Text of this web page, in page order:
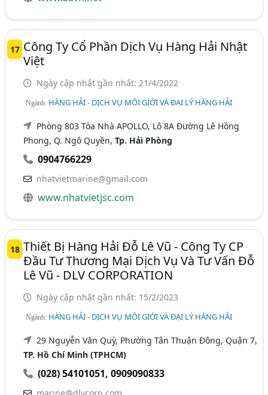
17 Công Ty Cổ Phần Dịch Vụ Hàng Hải Nhật
Việt
Ngày cập nhật gần nhất: 21/4/2022
Ngành: HÀNG HẢI - DỊCH VỤ MÔI GIỚI VÀ ĐẠI LÝ HÀNG HẢI
Phòng 803 Tòa Nhà APOLLO, Lô 8A Đường Lê Hồng
Phong, Q. Ngô Quyền,Tp. Hải Phòng
0904766229
nhatvietmarine@gmail.com
www.nhatvietjsc.com
18 Thiết Bị Hàng Hải Đỗ Lê Vũ - Công Ty CP
Đầu Tư Thương Mại Dịch Vụ Và Tư Vấn Đỗ
Lê Vũ - DLV CORPORATION
Ngày cập nhật gần nhất: 15/2/2023
Ngành: HÀNG HẢI - DỊCH VỤ MÔI GIỚI VÀ ĐẠI LÝ HÀNG HẢI
29 Nguyễn Văn Quỳ, Phường Tân Thuận Đông, Quận 7,
TP. Hồ Chí Minh (TPHCM)
(028) 54101051,0909090833